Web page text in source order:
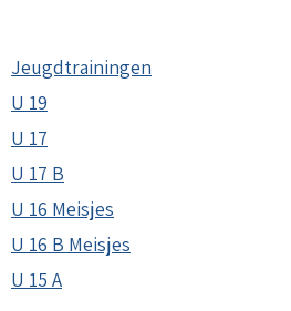
Jeugdtrainingen
U 19
U 17
U 17 B
U 16 Meisjes
U 16 B Meisjes
U 15 A